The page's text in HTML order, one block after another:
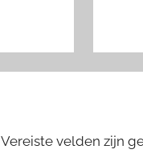
Vereiste velden zijn